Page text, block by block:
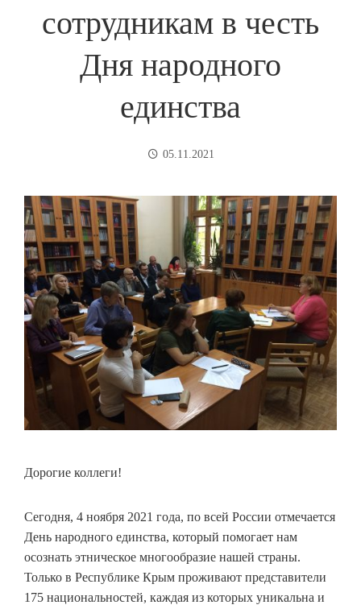
сотрудникам в честь
Дня народного
единства
05.11.2021
Дорогие коллеги!
Сегодня, 4 ноября 2021 года, по всей России отмечается
День народного единства, который помогает нам
осознать этническое многообразие нашей страны.
Только в Республике Крым проживают представители
175 национальностей, каждая из которых уникальна и